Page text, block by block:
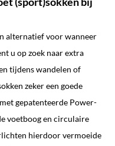
alternatief voor wanneer
u op zoek naar extra
tijdens wandelen of
zeker een goede
gepatenteerde Power-
voetboog en circulaire
hierdoor vermoeide